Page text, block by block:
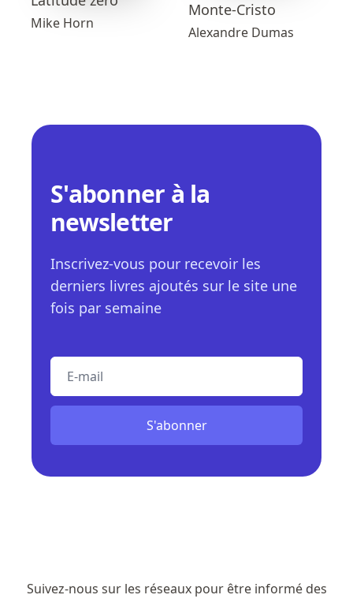
Mike Horn
Monte-Cristo
Alexandre Dumas
S'abonner à la
newsletter
Inscrivez-vous pour recevoir les
derniers livres ajoutés sur le site une
fois par semaine
E-mail
S'abonner
Suivez-nous sur les réseaux pour être informé des